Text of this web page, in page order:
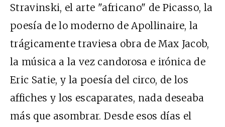
Stravinski, el arte "africano" de Picasso, la
poesía de lo moderno de Apollinaire, la
trágicamente traviesa obra de Max Jacob,
la música a la vez candorosa e irónica de
Eric Satie, y la poesía del circo, de los
affiches y los escaparates, nada deseaba
más que asombrar. Desde esos días el